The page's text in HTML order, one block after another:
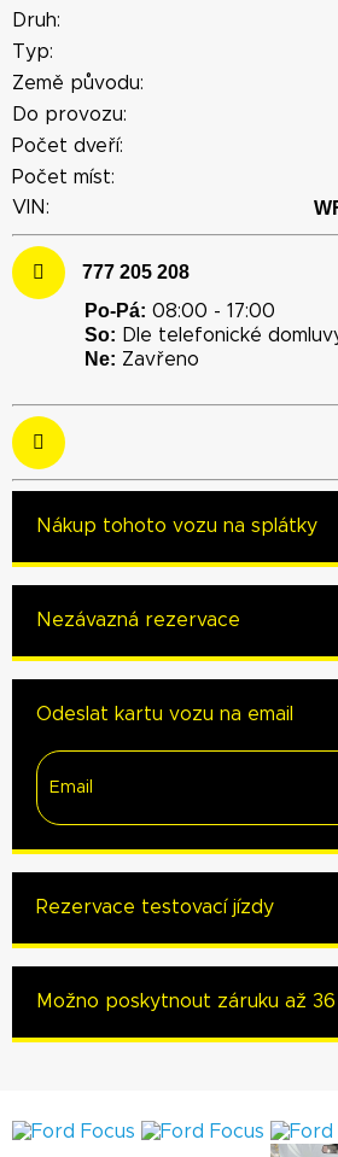
Druh:
Typ:
Země původu:
Do provozu:
Počet dveří:
Počet míst:
VIN:
777 205 208
Po-Pá: 08:00 - 17:00
So: Dle telefonické
Ne: Zavřeno
Nákup tohoto vozu na splátky
Nezávazná rezervace
Odeslat kartu vozu na email
Rezervace testovací jízdy
Možno poskytnout záruku až 36